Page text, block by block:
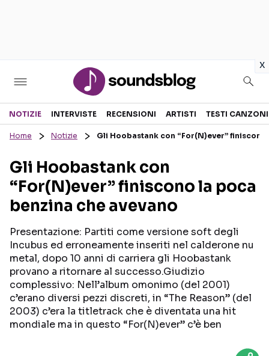
x
Sezioni
RECENSIONI MUSICALI
INTERVISTE
GOSSIP E CURIOSITÀ
TESTI CANZONI
TOUR ED EVENTI
TALENT SHOW
Seguici sui social
NOTIZIE INTERVISTE RECENSIONI ARTISTI TESTI CANZONI
Home Notizie Gli Hoobastank con “For(N)ever”
Gli Hoobastank con
“For(N)ever” finiscono la poca
benzina che avevano
Presentazione: Partiti come versione soft degli
Incubus ed erroneamente inseriti nel calderone nu
metal, dopo 10 anni di carriera gli Hoobastank
provano a ritornare al successo.Giudizio
complessivo: Nell’album omonimo (del 2001)
c’erano diversi pezzi discreti, in “The Reason” (del
2003) c’era la titletrack che è diventata una hit
mondiale ma in questo “For(N)ever” c’è ben